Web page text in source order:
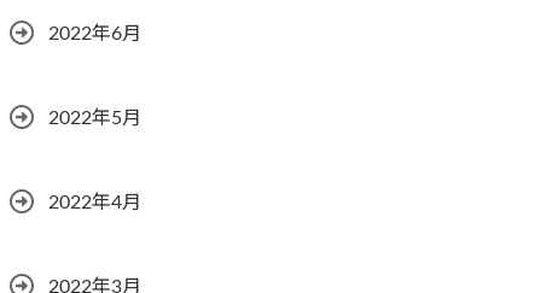
2022年6月
2022年5月
2022年4月
2022年3月